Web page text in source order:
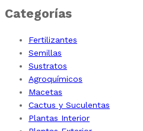
Categorías
Fertilizantes
Semillas
Sustratos
Agroquímicos
Macetas
Cactus y Suculentas
Plantas Interior